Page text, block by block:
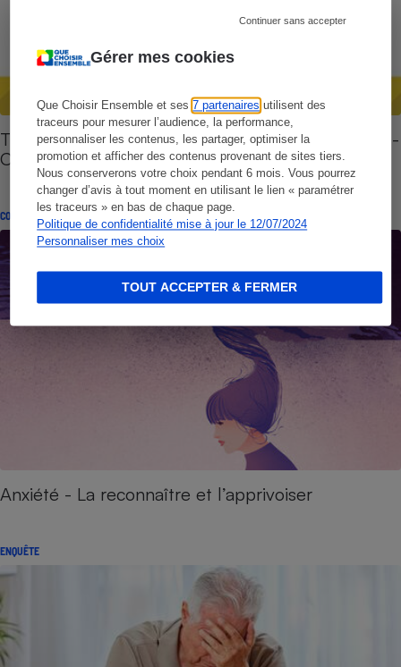
Gérer mes cookies
Que Choisir Ensemble et ses7 partenaires utilisent des
traceurs pour mesurer l’audience, la performance,
personnaliser les contenus, les partager, optimiser la
promotion et afficher des contenus provenant de sites tiers.
Nous conserverons votre choix pendant 6 mois. Vous pourrez
changer d’avis à tout moment en utilisant le lien « paramétrer
les traceurs » en bas de chaque page.
Politique de confidentialité mise à jour le 12/07/2024
Personnaliser mes choix
Continuer sans accepter
TOUT ACCEPTER & FERMER
Thérapies comportementales et cognitives (TCC) -
Ces psychothérapies qui changent la vie
CONSEILS
Anxiété - La reconnaître et l’apprivoiser
ENQUÊTE